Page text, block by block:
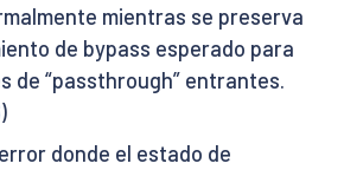
mientras se preserva
de bypass esperado para
de “passthrough” entrantes.
)
donde el estado de